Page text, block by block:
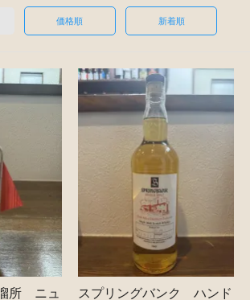
価格順 新着順
所 ニュ
スプリングバンク ハンド